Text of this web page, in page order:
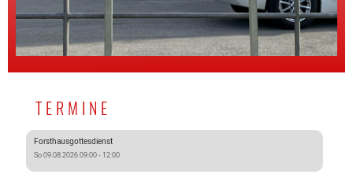
TERMINE
Forsthausgottesdienst
So 09.08.2026 09:00 - 12:00